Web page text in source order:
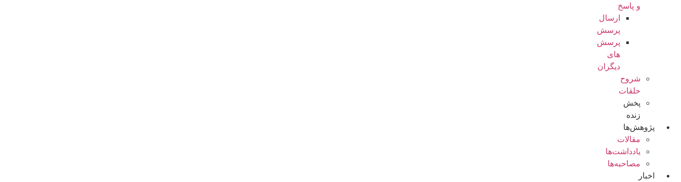
و پاسخ
ارسال
پرسش
پرسش
های
دیگران
شروح
حلقات
پخش
زنده
پژوهش‌ها
مقالات
یادداشت‌ها
مصاحبه‌ها
اخبار